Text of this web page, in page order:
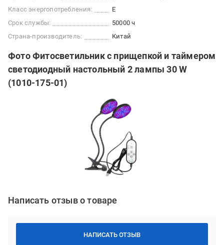
Класс энергопотребления:
E
Срок службы:
50000 ч
Страна-производитель:
Китай
Фото Фитосветильник с прищепкой и таймером
светодиодный настольный 2 лампы 30 W
(1010-175-01)
Написать отзыв о товаре
НАПИСАТЬ ОТЗЫВ